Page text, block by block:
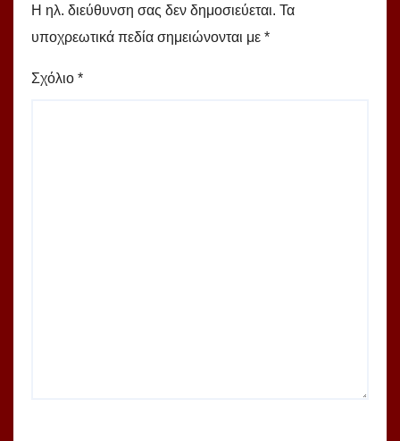
Η ηλ. διεύθυνση σας δεν δημοσιεύεται. Τα
υποχρεωτικά πεδία σημειώνονται με *
Σχόλιο *